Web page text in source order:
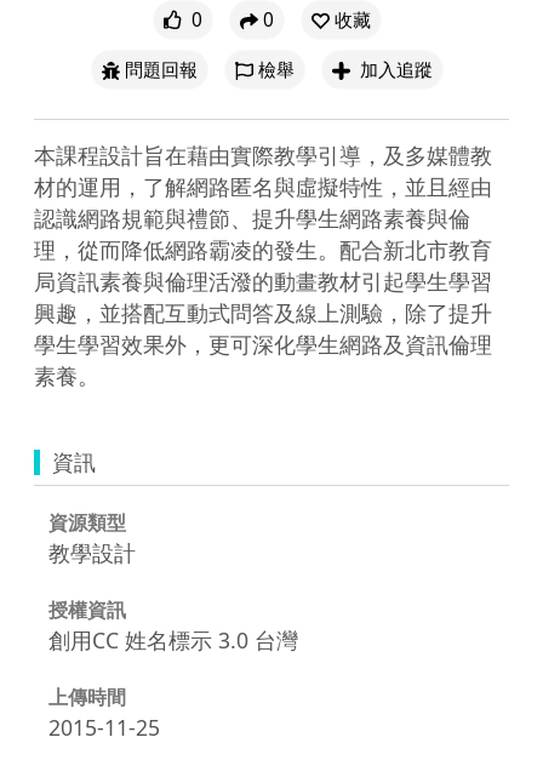
0 0
收藏
問題回報
檢舉 加入追蹤
本課程設計旨在藉由實際教學引導，及多媒體教
材的運用，了解網路匿名與虛擬特性，並且經由
認識網路規範與禮節、提升學生網路素養與倫
理，從而降低網路霸凌的發生。配合新北市教育
局資訊素養與倫理活潑的動畫教材引起學生學習
興趣，並搭配互動式問答及線上測驗，除了提升
學生學習效果外，更可深化學生網路及資訊倫理
素養。
資訊
資源類型
教學設計
授權資訊
創用CC 姓名標示 3.0 台灣
上傳時間
2015-11-25